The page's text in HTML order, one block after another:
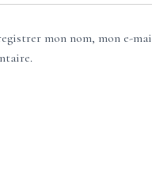
mon nom, mon e-